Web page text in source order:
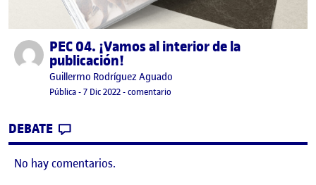
Publicado porPEC 04. ¡Vamos al interior de la
publicación!
Publicado por
Guillermo Rodríguez Aguado
Visibilidad:
Pública-Fecha de publicación
7 Dic 2022-comentario
DEBATE
No hay comentarios.